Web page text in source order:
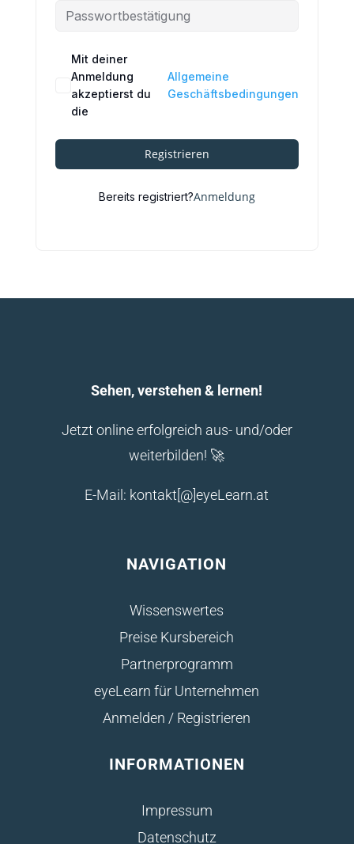
Mit deiner
Anmeldung
akzeptierst du
die
Allgemeine
Geschäftsbedingungen
Registrieren
Bereits registriert?Anmeldung
Sehen, verstehen & lernen!
Jetzt online erfolgreich aus- und/oder
weiterbilden! 🚀
E-Mail: kontakt[@]eyeLearn.at
NAVIGATION
Wissenswertes
Preise Kursbereich
Partnerprogramm
eyeLearn für Unternehmen
Anmelden / Registrieren
INFORMATIONEN
Impressum
Datenschutz